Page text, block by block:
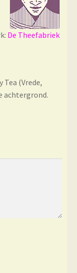
De Theefabriek
Tea (Vrede,
achtergrond.